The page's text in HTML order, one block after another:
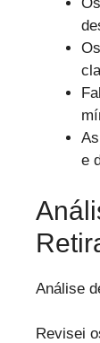
e
Análise
Revisei